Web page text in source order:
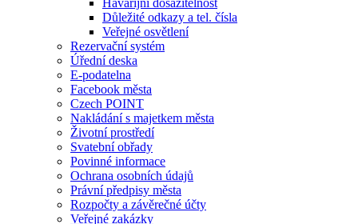
Havarijní dosažitelnost
Důležité odkazy a tel. čísla
Veřejné osvětlení
Rezervační systém
Úřední deska
E-podatelna
Facebook města
Czech POINT
Nakládání s majetkem města
Životní prostředí
Svatební obřady
Povinné informace
Ochrana osobních údajů
Právní předpisy města
Rozpočty a závěrečné účty
Veřejné zakázky